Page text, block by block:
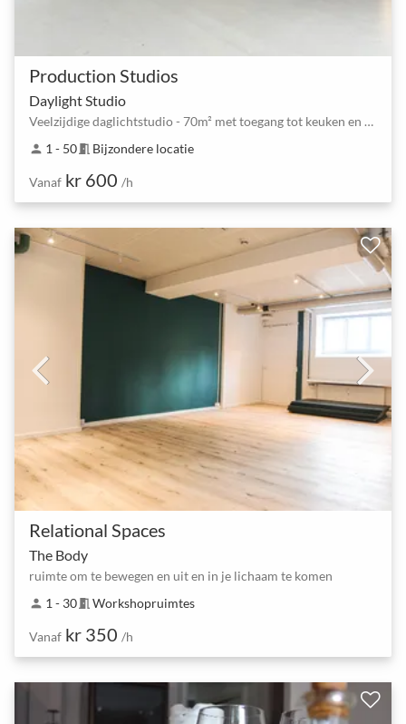
Production Studios
Daylight Studio
Veelzijdige daglichtstudio - 70m² met toegang tot keuken en badkamer.
person 1 - 50meeting_room Bijzondere locatie
Vanaf kr 600 /h
Relational Spaces
The Body
ruimte om te bewegen en uit en in je lichaam te komen
person 1 - 30meeting_room Workshopruimtes
Vanaf kr 350 /h